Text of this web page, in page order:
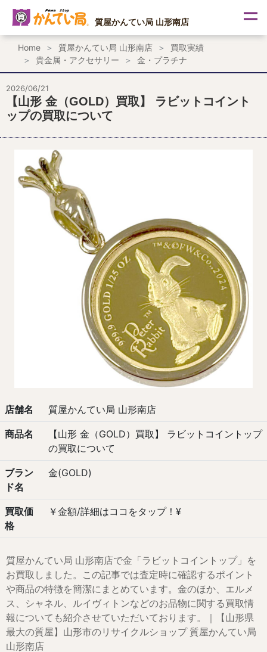
ス
プ
質屋かんてい局 山形南店
Home 質屋かんてい局 山形南店
買取実績
貴金属・アクセサリー
金・プラチナ
2026/06/21
【山形 金（GOLD）買取】 ラビットコイント
ップの買取について
店舗名 質屋かんてい局 山形南店
商品名
【山形 金（GOLD）買取】 ラビットコイントップ
の買取について
ブラン
ド名
金(GOLD)
買取価
格
￥金額/詳細はココをタップ！¥
質屋かんてい局 山形南店で金「ラビットコイントップ」を
お買取しました。この記事では査定時に確認するポイント
や商品の特徴を簡潔にまとめています。金のほか、エルメ
ス、シャネル、ルイヴィトンなどのお品物に関する買取情
報についても紹介させていただいております。｜【山形県
最大の質屋】山形市のリサイクルショップ 質屋かんてい局
山形南店